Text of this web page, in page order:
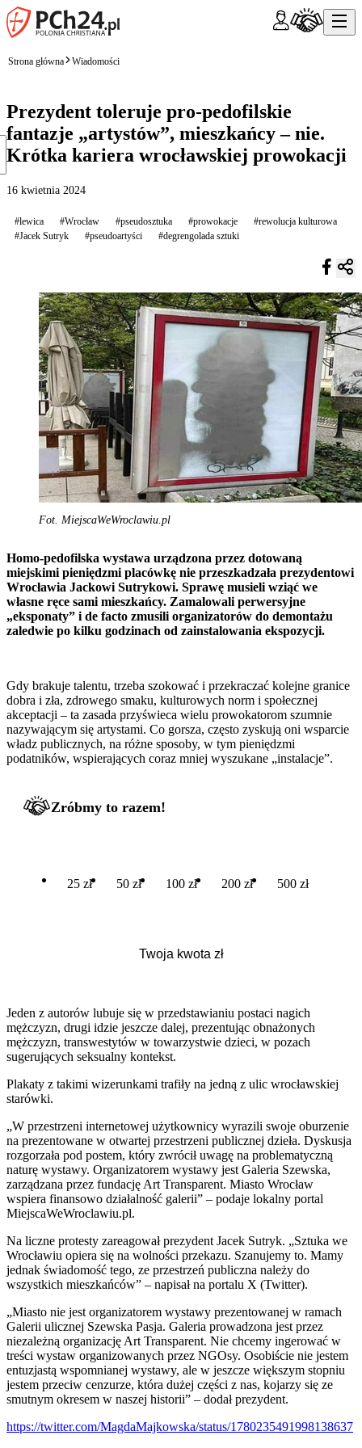
Strona główna Wiadomości
Prezydent toleruje pro-pedofilskie
fantazje „artystów”, mieszkańcy – nie.
Krótka kariera wrocławskiej prowokacji
16 kwietnia 2024
#lewica #Wrocław #pseudosztuka #prowokacje
#rewolucja kulturowa
#Jacek Sutryk
#pseudoartyści #degrengolada sztuki
Fot. MiejscaWeWroclawiu.pl
Homo-pedofilska wystawa urządzona przez dotowaną
miejskimi pieniędzmi placówkę nie przeszkadzała prezydentowi
Wrocławia Jackowi Sutrykowi. Sprawę musieli wziąć we
własne ręce sami mieszkańcy. Zamalowali perwersyjne
„eksponaty” i de facto zmusili organizatorów do demontażu
zaledwie po kilku godzinach od zainstalowania ekspozycji.
Gdy brakuje talentu, trzeba szokować i przekraczać kolejne granice
dobra i zła, zdrowego smaku, kulturowych norm i społecznej
akceptacji – ta zasada przyświeca wielu prowokatorom szumnie
nazywającym się artystami. Co gorsza, często zyskują oni wsparcie
władz publicznych, na różne sposoby, w tym pieniędzmi
podatników, wspierających coraz mniej wyszukane „instalacje”.
Zróbmy to razem!
25 zł 50 zł 100 zł 200 zł 500 zł
Jeden z autorów lubuje się w przedstawianiu postaci nagich
mężczyzn, drugi idzie jeszcze dalej, prezentując obnażonych
mężczyzn, transwestytów w towarzystwie dzieci, w pozach
sugerujących seksualny kontekst.
Plakaty z takimi wizerunkami trafiły na jedną z ulic wrocławskiej
starówki.
„W przestrzeni internetowej użytkownicy wyrazili swoje oburzenie
na prezentowane w otwartej przestrzeni publicznej dzieła. Dyskusja
rozgorzała pod postem, który zwrócił uwagę na problematyczną
naturę wystawy. Organizatorem wystawy jest Galeria Szewska,
zarządzana przez fundację Art Transparent. Miasto Wrocław
wspiera finansowo działalność galerii” – podaje lokalny portal
MiejscaWeWroclawiu.pl.
Na liczne protesty zareagował prezydent Jacek Sutryk. „Sztuka we
Wrocławiu opiera się na wolności przekazu. Szanujemy to. Mamy
jednak świadomość tego, ze przestrzeń publiczna należy do
wszystkich mieszkańców” – napisał na portalu X (Twitter).
„Miasto nie jest organizatorem wystawy prezentowanej w ramach
Galerii ulicznej Szewska Pasja. Galeria prowadzona jest przez
niezależną organizację Art Transparent. Nie chcemy ingerować w
treści wystaw organizowanych przez NGOsy. Osobiście nie jestem
entuzjastą wspomnianej wystawy, ale w jeszcze większym stopniu
jestem przeciw cenzurze, która dużej części z nas, kojarzy się ze
smutnym okresem w naszej historii” – dodał prezydent.
https://twitter.com/MagdaMajkowska/status/1780235491998138637